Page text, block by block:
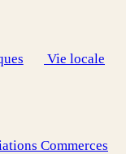
Vie locale
Commerces